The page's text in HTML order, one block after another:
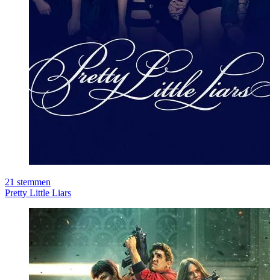
21 stemmen
Pretty Little Liars